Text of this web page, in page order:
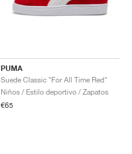
PUMA
Suede Classic "For All Time Red"
Niños / Estilo deportivo / Zapatos
€65